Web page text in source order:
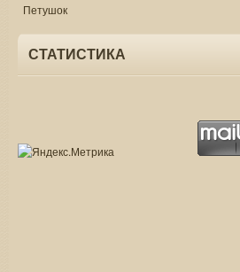
Петушок
СТАТИСТИКА